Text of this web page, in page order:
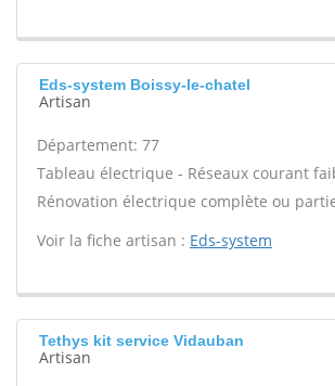
Eds-system Boissy-le-chatel
Artisan
Département: 77
Tableau électrique - Réseaux courant
Rénovation électrique complète ou
Voir la fiche artisan : Eds-system
Tethys kit service Vidauban
Artisan